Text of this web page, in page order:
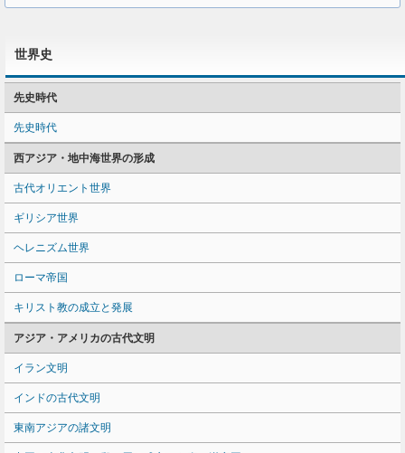
世界史
先史時代
先史時代
西アジア・地中海世界の形成
古代オリエント世界
ギリシア世界
ヘレニズム世界
ローマ帝国
キリスト教の成立と発展
アジア・アメリカの古代文明
イラン文明
インドの古代文明
東南アジアの諸文明